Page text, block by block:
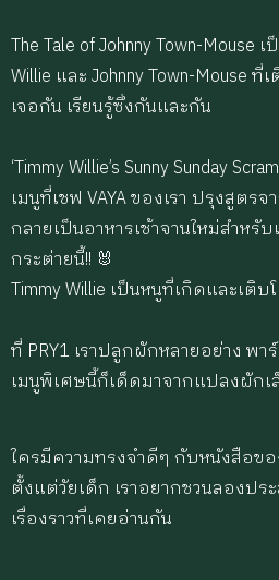
The Tale of Johnny Town-Mouse
Willie และ Johnny Town-Mouse
เจอกัน เรียนรู้ซึ่งกันและกัน
‘Timmy Willie’s Sunny Sunday
เมนูที่เชฟ VAYA ของเรา ปรุงสูตรจ
กลายเป็นอาหารเช้าจานใหม่สำหรั
กระต่ายนี้!! 🐰
Timmy Willie เป็นหนูที่เกิดและเติ
ที่ PRY1 เราปลูกผักหลายอย่าง พา
เมนูพิเศษนี้ก็เด็ดมาจากแปลงผักเ
ใครมีความทรงจำดีๆ กับหนังสือข
ตั้งแต่วัยเด็ก เราอยากชวนลองป
เรื่องราวที่เคยอ่านกัน